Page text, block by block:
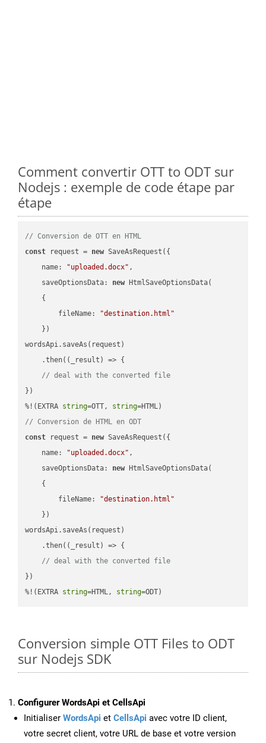
Comment convertir OTT to ODT sur
Nodejs : exemple de code étape par
étape
// Conversion de OTT en HTML
const request = new SaveAsRequest({
name: "uploaded.docx" ,
saveOptionsData: new HtmlSaveOptionsData(
    {
fileName:
"destination.html"
    })
wordsApi.saveAs(request)
    .then(
( _result ) => {
// deal with the converted file
})
%!(EXTRA string=OTT, string
// Conversion de HTML en ODT
const request = new SaveAsRequest({
name: "uploaded.docx" ,
saveOptionsData: new HtmlSaveOptionsData(
    {
fileName:
"destination.html"
    })
wordsApi.saveAs(request)
    .then(
( _result ) => {
// deal with the converted file
})
%!(EXTRA string=HTML, string=ODT)
Conversion simple OTT Files to ODT
sur Nodejs SDK
Configurer WordsApi et CellsApi
Initialiser WordsApi et CellsApi avec votre ID client,
votre secret client, votre URL de base et votre version